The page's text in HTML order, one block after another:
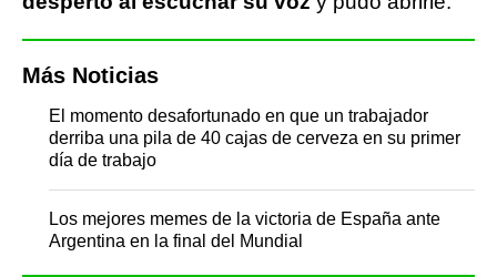
Más Noticias
El momento desafortunado en que un trabajador
derriba una pila de 40 cajas de cerveza en su primer
día de trabajo
Los mejores memes de la victoria de España ante
Argentina en la final del Mundial